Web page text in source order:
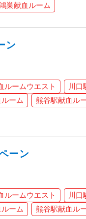
巣献血ルーム
ン
ルームウエスト
川口
ーム
熊谷駅献血ル
ーン
ルームウエスト
川口
ーム
熊谷駅献血ル